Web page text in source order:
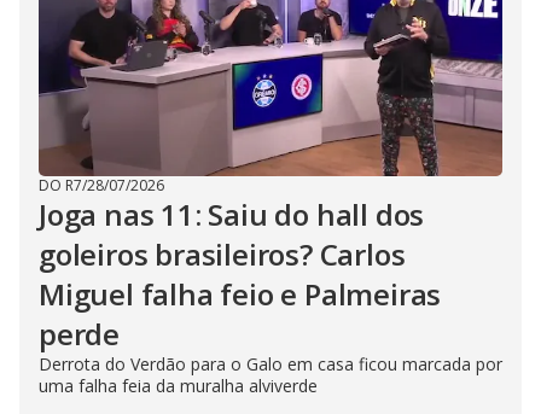
DO R7/28/07/2026
Joga nas 11: Saiu do hall dos
goleiros brasileiros? Carlos
Miguel falha feio e Palmeiras
perde
Derrota do Verdão para o Galo em casa ficou marcada por
uma falha feia da muralha alviverde